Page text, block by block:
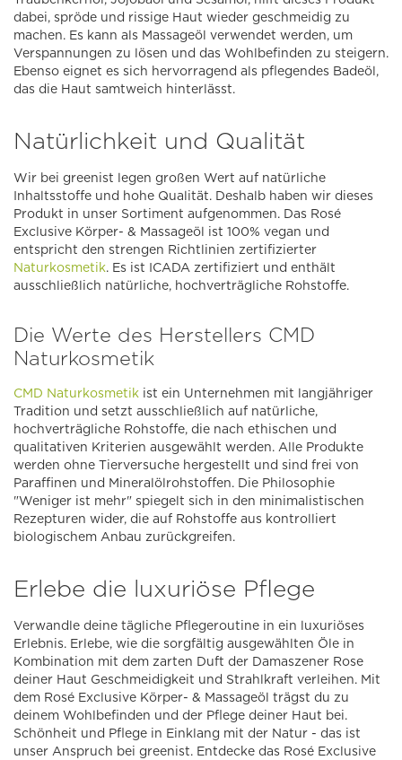
dabei, spröde und rissige Haut wieder geschmeidig zu
machen. Es kann als Massageöl verwendet werden, um
Verspannungen zu lösen und das Wohlbefinden zu steigern.
Ebenso eignet es sich hervorragend als pflegendes Badeöl,
das die Haut samtweich hinterlässt.
Natürlichkeit und Qualität
Wir bei greenist legen großen Wert auf natürliche
Inhaltsstoffe und hohe Qualität. Deshalb haben wir dieses
Produkt in unser Sortiment aufgenommen. Das Rosé
Exclusive Körper- & Massageöl ist 100% vegan und
entspricht den strengen Richtlinien zertifizierter
Naturkosmetik. Es ist ICADA zertifiziert und enthält
ausschließlich natürliche, hochverträgliche Rohstoffe.
Die Werte des Herstellers CMD
Naturkosmetik
CMD Naturkosmetik ist ein Unternehmen mit langjähriger
Tradition und setzt ausschließlich auf natürliche,
hochverträgliche Rohstoffe, die nach ethischen und
qualitativen Kriterien ausgewählt werden. Alle Produkte
werden ohne Tierversuche hergestellt und sind frei von
Paraffinen und Mineralölrohstoffen. Die Philosophie
"Weniger ist mehr" spiegelt sich in den minimalistischen
Rezepturen wider, die auf Rohstoffe aus kontrolliert
biologischem Anbau zurückgreifen.
Erlebe die luxuriöse Pflege
Verwandle deine tägliche Pflegeroutine in ein luxuriöses
Erlebnis. Erlebe, wie die sorgfältig ausgewählten Öle in
Kombination mit dem zarten Duft der Damaszener Rose
deiner Haut Geschmeidigkeit und Strahlkraft verleihen. Mit
dem Rosé Exclusive Körper- & Massageöl trägst du zu
deinem Wohlbefinden und der Pflege deiner Haut bei.
Schönheit und Pflege in Einklang mit der Natur - das ist
unser Anspruch bei greenist. Entdecke das Rosé Exclusive